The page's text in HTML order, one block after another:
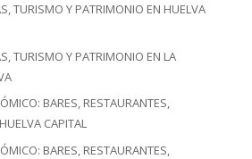
TURISMO Y PATRIMONIO EN HUELVA
TURISMO Y PATRIMONIO EN LA
BARES, RESTAURANTES,
CAPITAL
BARES, RESTAURANTES,